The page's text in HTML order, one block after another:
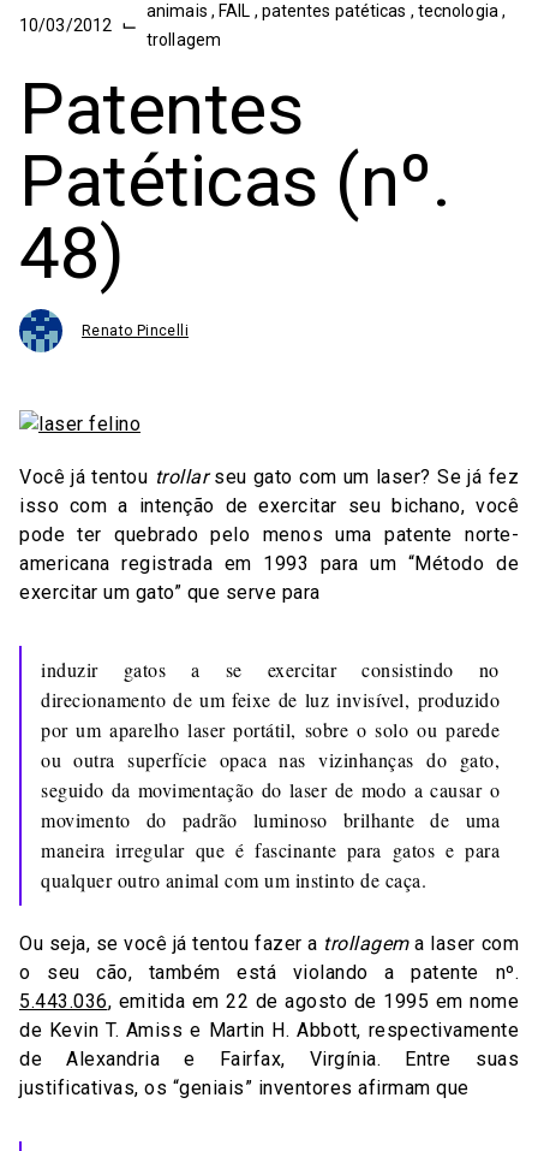
10/03/2012 ⌙
animais , FAIL , patentes patéticas , tecnologia ,
trollagem
Patentes
Patéticas (nº.
48)
Renato Pincelli
Você já tentou trollarseu gato com um laser? Se já fez
isso com a intenção de exercitar seu bichano, você
pode ter quebrado pelo menos uma patente norte-
americana registrada em 1993 para um “Método de
exercitar um gato” que serve para
induzir gatos a se exercitar consistindo no
direcionamento de um feixe de luz invisível, produzido
por um aparelho laser portátil, sobre o solo ou parede
ou outra superfície opaca nas vizinhanças do gato,
seguido da movimentação do laser de modo a causar o
movimento do padrão luminoso brilhante de uma
maneira irregular que é fascinante para gatos e para
qualquer outro animal com um instinto de caça.
Ou seja, se você já tentou fazer a trollagema laser com
o seu cão, também está violando a patente nº.
5.443.036, emitida em 22 de agosto de 1995 em nome
de Kevin T. Amiss e Martin H. Abbott, respectivamente
de Alexandria e Fairfax, Virgínia. Entre suas
justificativas, os “geniais” inventores afirmam que